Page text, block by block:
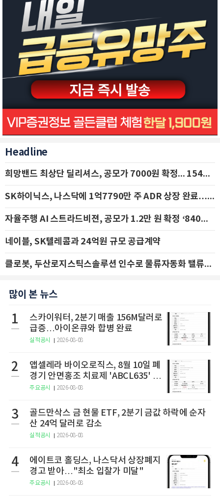
Headline
희망밴드 최상단 딜리셔스, 공모가 7000원 확정... 154억 규모 IPO 돌입
SK하이닉스, 나스닥에 1억7790만 주 ADR 상장 완료…29일 국내 추가 상장
자율주행 AI 스트라드비젼, 공모가 1.2만 원 확정 ‘840억 수혈’
네이블, SK텔레콤과 24억원 규모 공급계약
클로봇, 두산로지스틱스솔루션 인수로 물류자동화 밸류체인 확장 추진 - IBK투자증권
많이 본 뉴스
1
스카이워터, 2분기 매출 156M달러로
급증…아이온큐와 합병 완료
실적공시 2026-08-08
2
앱셀레라 바이오로직스, 8월 10일 폐
경기 안면홍조 치료제 'ABCL635' 임
상 2상 결과 발표
주요공시 2026-08-08
3
골드만삭스 금 현물 ETF, 2분기 금값 하락에 순자
산 24억 달러로 감소
실적공시 2026-08-08
4
에이트코 홀딩스, 나스닥서 상장폐지
경고 받아…"최소 입찰가 미달"
주요공시 2026-08-08